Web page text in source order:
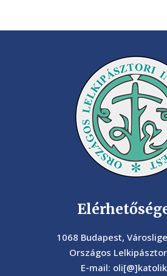
1068 Budapest,
Országos
E-mail: